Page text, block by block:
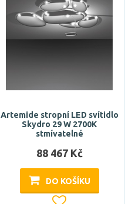
Artemide stropní LED svítidlo
Skydro 29 W 2700K
stmívatelné
88 467 Kč
DO KOŠÍKU